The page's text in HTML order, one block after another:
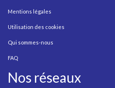
Mentions légales
Utilisation des cookies
Qui sommes-nous
FAQ
Nos réseaux